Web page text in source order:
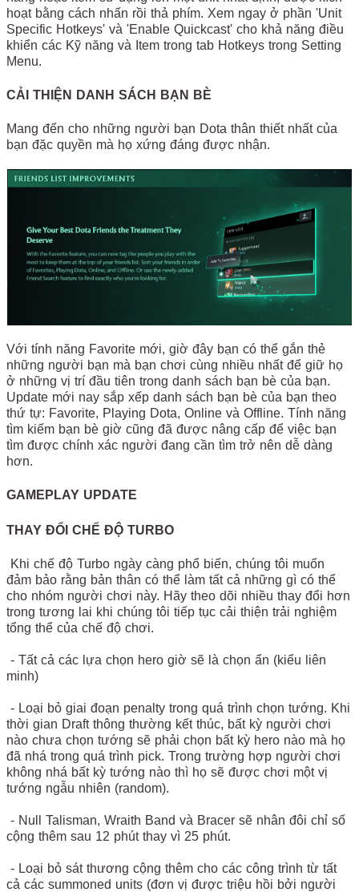
hoạt bằng cách nhấn rồi thả phím. Xem ngay ở phần 'Unit
Specific Hotkeys' và 'Enable Quickcast' cho khả năng điều
khiển các Kỹ năng và Item trong tab Hotkeys trong Setting
Menu.
CẢI THIỆN DANH SÁCH BẠN BÈ
Mang đến cho những người bạn Dota thân thiết nhất của
bạn đặc quyền mà họ xứng đáng được nhận.
Với tính năng Favorite mới, giờ đây bạn có thể gắn thẻ
những người bạn mà bạn chơi cùng nhiều nhất để giữ họ
ở những vị trí đầu tiên trong danh sách bạn bè của bạn.
Update mới nay sắp xếp danh sách bạn bè của bạn theo
thứ tự: Favorite, Playing Dota, Online và Offline. Tính năng
tìm kiếm bạn bè giờ cũng đã được nâng cấp để việc bạn
tìm được chính xác người đang cần tìm trở nên dễ dàng
hơn.
GAMEPLAY UPDATE
THAY ĐỔI CHẾ ĐỘ TURBO
Khi chế độ Turbo ngày càng phổ biến, chúng tôi muốn
đảm bảo rằng bản thân có thể làm tất cả những gì có thể
cho nhóm người chơi này. Hãy theo dõi nhiều thay đổi hơn
trong tương lai khi chúng tôi tiếp tục cải thiện trải nghiệm
tổng thể của chế độ chơi.
- Tất cả các lựa chọn hero giờ sẽ là chọn ẩn (kiểu liên
minh)
- Loại bỏ giai đoạn penalty trong quá trình chọn tướng. Khi
thời gian Draft thông thường kết thúc, bất kỳ người chơi
nào chưa chọn tướng sẽ phải chọn bất kỳ hero nào mà họ
đã nhá trong quá trình pick. Trong trường hợp người chơi
không nhá bất kỳ tướng nào thì họ sẽ được chơi một vị
tướng ngẫu nhiên (random).
- Null Talisman, Wraith Band và Bracer sẽ nhân đôi chỉ số
cộng thêm sau 12 phút thay vì 25 phút.
- Loại bỏ sát thương cộng thêm cho các công trình từ tất
cả các summoned units (đơn vị được triệu hồi bởi người